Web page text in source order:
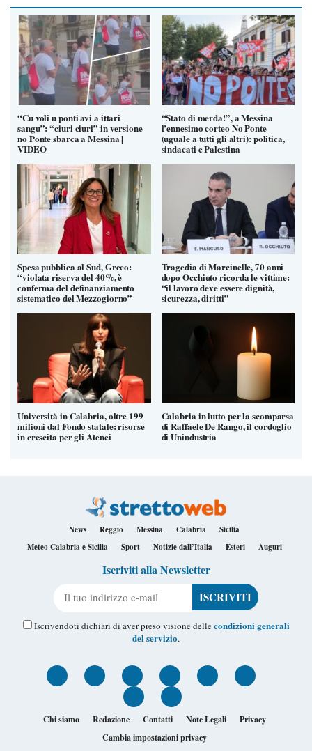
“Cu voli u ponti avi a ittari
sangu”: “ciuri ciuri” in versione
no Ponte sbarca a Messina |
VIDEO
“Stato di merda!”, a Messina
l’ennesimo corteo No Ponte
(uguale a tutti gli altri): politica,
sindacati e Palestina
Spesa pubblica al Sud, Greco:
“violata riserva del 40%, è
conferma del definanziamento
sistematico del Mezzogiorno”
Tragedia di Marcinelle, 70 anni
dopo Occhiuto ricorda le vittime:
“il lavoro deve essere dignità,
sicurezza, diritti”
Università in Calabria, oltre 199
milioni dal Fondo statale: risorse
in crescita per gli Atenei
Calabria in lutto per la scomparsa
di Raffaele De Rango, il cordoglio
di Unindustria
News Reggio Messina Calabria
Sicilia
Meteo Calabria e Sicilia
Sport Notizie dall’Italia Esteri Auguri
Iscriviti alla Newsletter
Iscrivendoti dichiari di aver preso visione dellecondizioni generali
del servizio.
Chi siamo Redazione Contatti Note Legali
Privacy
Cambia impostazioni privacy